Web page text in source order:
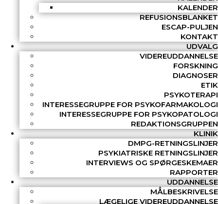
KALENDER
REFUSIONSBLANKET
ESCAP-PULJEN
KONTAKT
UDVALG
VIDEREUDDANNELSE
FORSKNING
DIAGNOSER
ETIK
PSYKOTERAPI
INTERESSEGRUPPE FOR PSYKOFARMAKOLOGI
INTERESSEGRUPPE FOR PSYKOPATOLOGI
REDAKTIONSGRUPPEN
KLINIK
DMPG-RETNINGSLINJER
PSYKIATRISKE RETNINGSLINJER
INTERVIEWS OG SPØRGESKEMAER
RAPPORTER
UDDANNELSE
MÅLBESKRIVELSE
LÆGELIGE VIDEREUDDANNELSE